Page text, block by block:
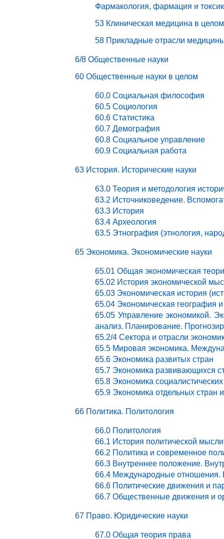
Фармакология, фармация и
53 Клиническая медицина в целом
58 Прикладные отрасли
6/8 Общественные науки
60 Общественные науки в целом
60.0 Социальная философия
60.5 Социология
60.6 Статистика
60.7 Демография
60.8 Социальное управление
60.9 Социальная работа
63 История. Исторические науки
63.0 Теория и методология
63.2 Источниковедение.
63.3 История
63.4 Археология
63.5 Этнография (этнология,
65 Экономика. Экономические науки
65.01 Общая экономическая
65.02 История экономической
65.03 Экономическая история
65.04 Экономическая география
65.05 Управление экономикой.
анализ. Планирование.
65.2/4 Сектора и отрасли
65.5 Мировая экономика.
65.6 Экономика развитых стран
65.7 Экономика развивающихся
65.8 Экономика
65.9 Экономика отдельных стран
66 Политика. Политология
66.0 Политология
66.1 История политической мысли
66.2 Политика и современное
66.3 Внутреннее положение.
66.4 Международные отношения.
66.6 Политические движения и
66.7 Общественные движения и
67 Право. Юридические науки
67.0 Общая теория права